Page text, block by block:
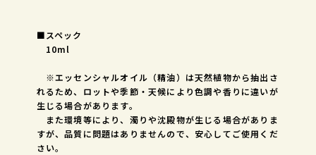
■スペック
10ml
※エッセンシャルオイル（精油）は天然植物から抽出さ
れるため、ロットや季節・天候により色調や香りに違いが
生じる場合があります。
また環境等により、濁りや沈殿物が生じる場合がありま
すが、品質に問題はありませんので、安心してご使用くだ
さい。